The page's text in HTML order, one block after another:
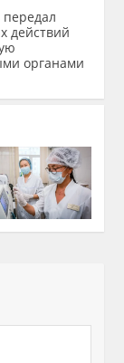
действий
органами